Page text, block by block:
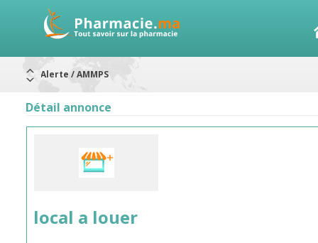
Alerte / AMMPS
Nouveau : Déclaration d'effets indésirables
ARRÊT DE COMMERCIALISATION
Rappel de lots : ANTITOXINE TÉTANIQUE 1500.
Détail annonce
local a louer